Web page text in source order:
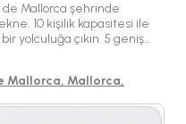
de Mallorca şehrinde
10 kişilik kapasitesi ile
yolculuğa çıkın. 5 geniş
olanakları
bar, TV ve ücretsiz WiFi
güzelliklerini keşfedin
unutulmaz anılar biriktirin.
Mallorca, Mallorca,